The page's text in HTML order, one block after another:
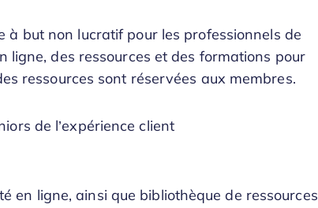
but non lucratif pour les professionnels de
ligne, des ressources et des formations pour
ressources sont réservées aux membres.
de l’expérience client
en ligne, ainsi que bibliothèque de ressources